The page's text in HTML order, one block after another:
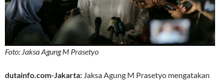
Foto: Jaksa Agung M Prasetyo
dutainfo.com-Jakarta: Jaksa Agung M Prasetyo mengatakan